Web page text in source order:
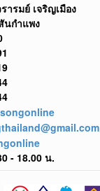
ารมย์ เจริญเมือง
นกำแพง
- 18.00 น.